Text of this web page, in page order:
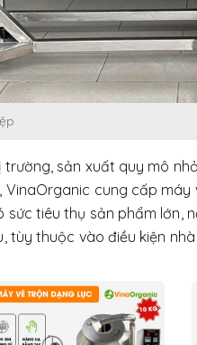
sản xuất quy mô
VinaOrganic cung cấp
tiêu thụ sản phẩm
tùy thuộc vào điều kiện